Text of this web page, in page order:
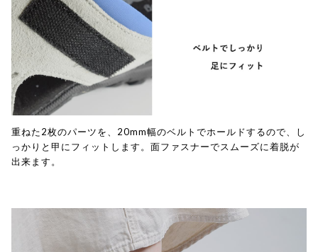
重ねた2枚のパーツを、20mm幅のベルトでホールドするので、し
っかりと甲にフィットします。面ファスナーでスムーズに着脱が
出来ます。